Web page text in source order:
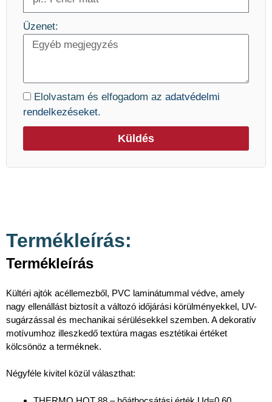
Üzenet:
Elolvastam és elfogadom az adatvédelmi
rendelkezéseket.
Küldés
Termékleírás:
Termékleírás
Kültéri ajtók acéllemezből, PVC laminátummal védve, amely
nagy ellenállást biztosít a változó időjárási körülményekkel, UV-
sugárzással és mechanikai sérülésekkel szemben. A dekoratív
motívumhoz illeszkedő textúra magas esztétikai értéket
kölcsönöz a terméknek.
Négyféle kivitel közül választhat: